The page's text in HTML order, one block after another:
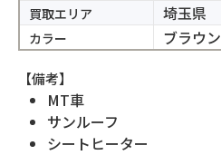
買取エリア 埼玉県
カラー ブラウン
【備考】
MT車
サンルーフ
シートヒーター